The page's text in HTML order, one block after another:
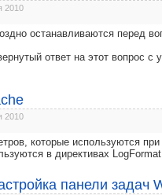
2010
останавливаются перед
ответ на этот вопрос
2010
которые используются
в директивах
панели задач